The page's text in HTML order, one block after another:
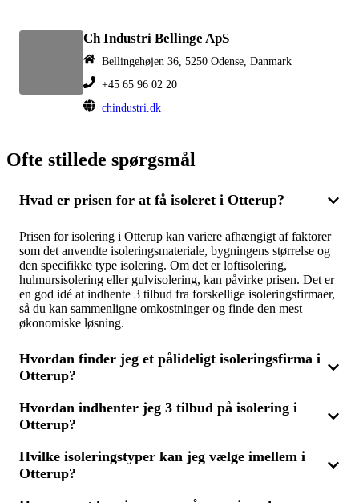
Ch Industri Bellinge ApS
Bellingehøjen 36, 5250 Odense, Danmark
+45 65 96 02 20
chindustri.dk
Ofte stillede spørgsmål
Hvad er prisen for at få isoleret i Otterup?
Prisen for isolering i Otterup kan variere afhængigt af faktorer
som det anvendte isoleringsmateriale, bygningens størrelse og
den specifikke type isolering. Om det er loftisolering,
hulmursisolering eller gulvisolering, kan påvirke prisen. Det er
en god idé at indhente 3 tilbud fra forskellige isoleringsfirmaer,
så du kan sammenligne omkostninger og finde den mest
økonomiske løsning.
Hvordan finder jeg et pålideligt isoleringsfirma i
Otterup?
For at finde det bedste isoleringsfirma i Otterup, kan du
indhente 3 tilbud og sammenligne dem. Vælg et firma med
sikrer, at du får både kvalitetsarbejde og en favorable pris.
Hvordan indhenter jeg 3 tilbud på isolering i
Otterup?
Når du indhenter 3 tilbud, kan du sammenligne forskellige
priser og løsninger fra firmaer i Otterup. Beskriv dit
Hvilke isoleringstyper kan jeg vælge imellem i
Otterup?